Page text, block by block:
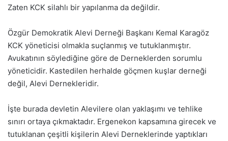
Zaten KCK silahlı bir yapılanma da değildir.
Özgür Demokratik Alevi Derneği Başkanı Kemal Karagöz
KCK yöneticisi olmakla suçlanmış ve tutuklanmıştır.
Avukatının söylediğine göre de Derneklerden sorumlu
yöneticidir. Kastedilen herhalde göçmen kuşlar derneği
değil, Alevi Dernekleridir.
İşte burada devletin Alevilere olan yaklaşımı ve tehlike
sınırı ortaya çıkmaktadır. Ergenekon kapsamına girecek ve
tutuklanan çeşitli kişilerin Alevi Derneklerinde yaptıkları